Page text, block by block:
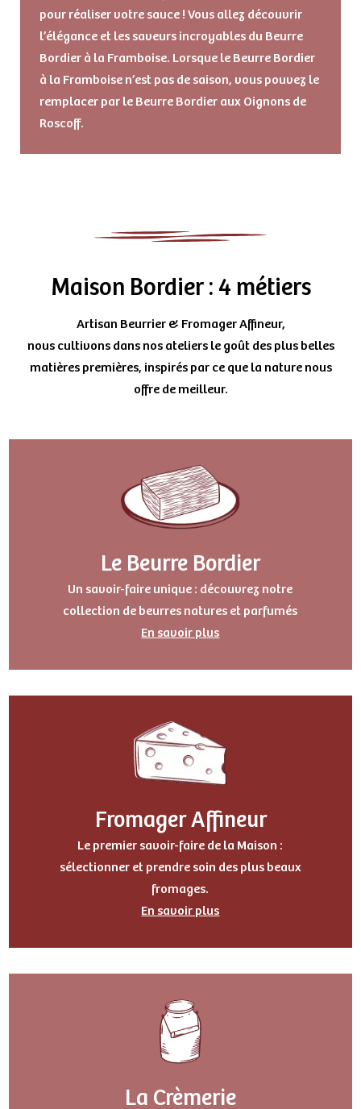
pour réaliser votre sauce ! Vous allez découvrir
l’élégance et les saveurs incroyables du Beurre
Bordier à la Framboise. Lorsque le Beurre Bordier
à la Framboise n’est pas de saison, vous pouvez le
remplacer par le Beurre Bordier aux Oignons de
Roscoff.
Maison Bordier : 4 métiers
Artisan Beurrier & Fromager Affineur,
nous cultivons dans nos ateliers le goût des plus belles
matières premières, inspirés par ce que la nature nous
offre de meilleur.
Le Beurre Bordier
Un savoir-faire unique : découvrez notre
collection de beurres natures et parfumés
En savoir plus
Fromager Affineur
Le premier savoir-faire de la Maison :
sélectionner et prendre soin des plus beaux
fromages.
En savoir plus
La Crèmerie